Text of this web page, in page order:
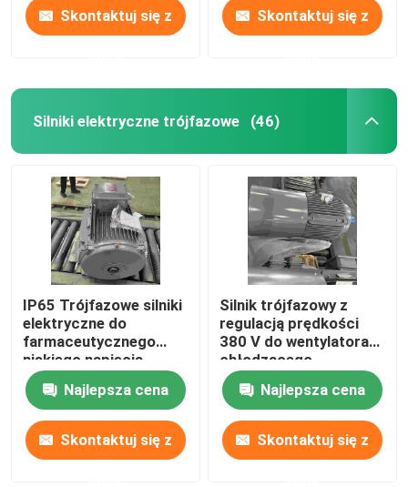
Skontaktuj się z Skontaktuj się z
Silniki elektryczne trójfazowe (46)
IP65 Trójfazowe silniki
elektryczne do
farmaceutycznego
niskiego napięcia
Najlepsza cena
Skontaktuj się z
Silnik trójfazowy z
regulacją prędkości
380 V do wentylatora
chłodzącego
Najlepsza cena
Skontaktuj się z